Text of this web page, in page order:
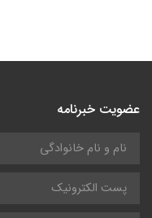
عضویت خبرنامه